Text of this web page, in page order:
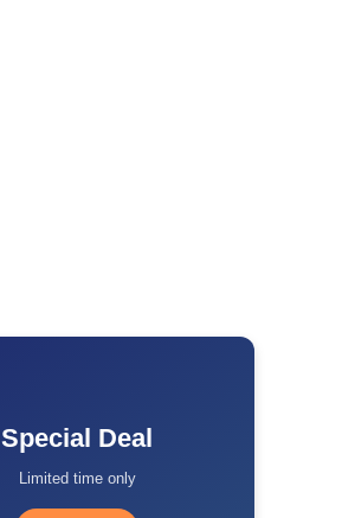
Special Deal
Limited time only